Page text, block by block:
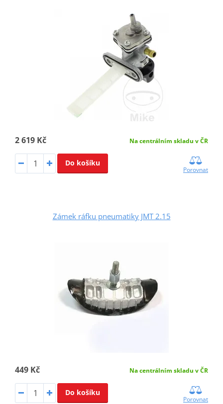
2 619 Kč Na centrálním skladu v ČR
Do košíku
Porovnat
Zámek ráfku pneumatiky JMT 2.15
449 Kč Na centrálním skladu v ČR
Do košíku
Porovnat